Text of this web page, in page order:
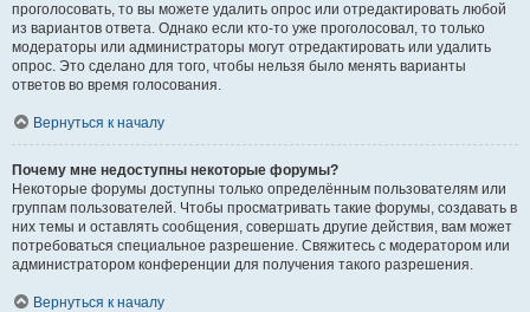
проголосовать, то вы можете удалить опрос или отредактировать любой
из вариантов ответа. Однако если кто-то уже проголосовал, то только
модераторы или администраторы могут отредактировать или удалить
опрос. Это сделано для того, чтобы нельзя было менять варианты
ответов во время голосования.
Вернуться к началу
Почему мне недоступны некоторые форумы?
Некоторые форумы доступны только определённым пользователям или
группам пользователей. Чтобы просматривать такие форумы, создавать в
них темы и оставлять сообщения, совершать другие действия, вам может
потребоваться специальное разрешение. Свяжитесь с модератором или
администратором конференции для получения такого разрешения.
Вернуться к началу